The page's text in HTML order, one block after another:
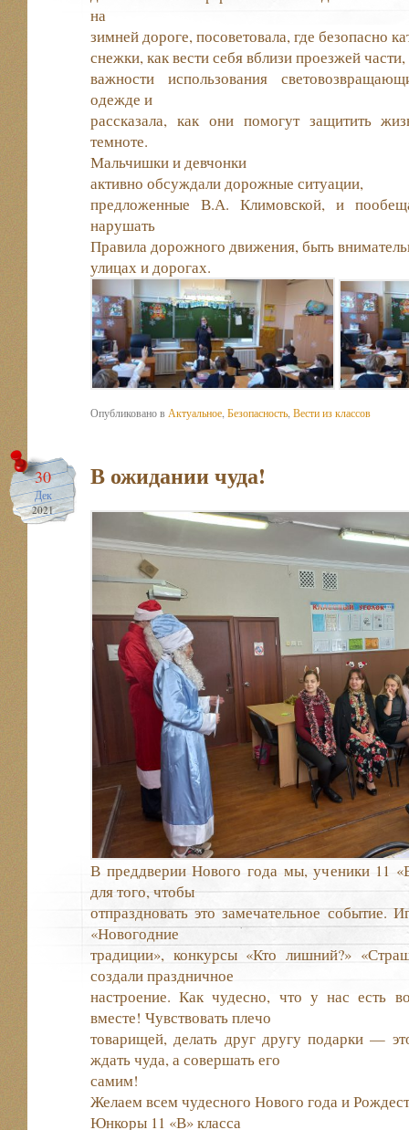
на
зимней дороге, посоветовала, где безопасно
снежки, как вести себя вблизи проезжей
важности использования
одежде и
рассказала, как они помогут защитить
темноте.
Мальчишки и девчонки
активно обсуждали дорожные ситуации,
предложенные В.А. Климовской, и
нарушать
Правила дорожного движения, быть
улицах и дорогах.
Опубликовано в Актуальное Безопасность Вести из классов
30
Дек
2021
В ожидании чуда!
В преддверии Нового года мы, ученики 11
для того, чтобы
отпраздновать это замечательное событие.
«Новогодние
традиции», конкурсы «Кто лишний?»
создали праздничное
настроение. Как чудесно, что у нас есть
вместе! Чувствовать плечо
товарищей, делать друг другу подарки —
ждать чуда, а совершать его
самим!
Желаем всем чудесного Нового года и
Юнкоры 11 «В» класса